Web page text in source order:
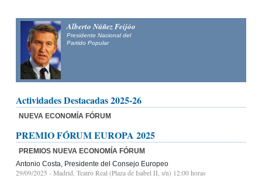
Alberto Núñez Feijóo
Presidente Nacional del
Partido Popular
Actividades Destacadas 2025-26
NUEVA ECONOMÍA FÓRUM
PREMIO FÓRUM EUROPA 2025
PREMIOS NUEVA ECONOMÍA FÓRUM
Antonio Costa, Presidente del Consejo Europeo
29/09/2025 - Madrid, Teatro Real (Plaza de Isabel II, s/n) 12:00 horas